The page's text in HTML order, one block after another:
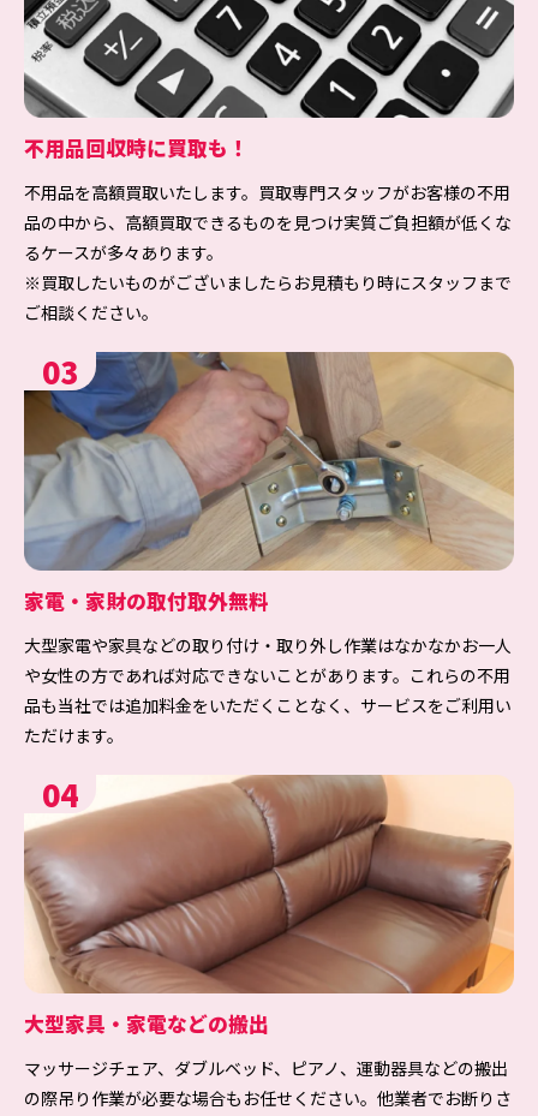
不用品回収時に買取も！
不用品を高額買取いたします。買取専門スタッフがお客様の不用
品の中から、高額買取できるものを見つけ実質ご負担額が低くな
るケースが多々あります。
※買取したいものがございましたらお見積もり時にスタッフまで
ご相談ください。
03
家電・家財の取付取外無料
大型家電や家具などの取り付け・取り外し作業はなかなかお一人
や女性の方であれば対応できないことがあります。これらの不用
品も当社では追加料金をいただくことなく、サービスをご利用い
ただけます。
04
大型家具・家電などの搬出
マッサージチェア、ダブルベッド、ピアノ、運動器具などの搬出
の際吊り作業が必要な場合もお任せください。他業者でお断りさ